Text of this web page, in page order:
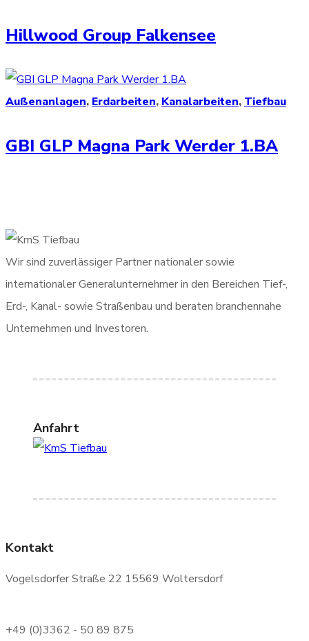
Hillwood Group Falkensee
Außenanlagen, Erdarbeiten, Kanalarbeiten, Tiefbau
GBI GLP Magna Park Werder 1.BA
Wir sind zuverlässiger Partner nationaler sowie
internationaler Generalunternehmer in den Bereichen Tief-,
Erd-, Kanal- sowie Straßenbau und beraten branchennahe
Unternehmen und Investoren.
Anfahrt
Kontakt
Vogelsdorfer Straße 22 15569 Woltersdorf
+49 (0)3362 - 50 89 875